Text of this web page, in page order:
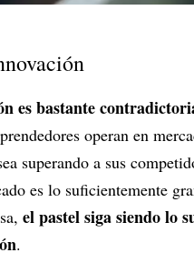
es bastante
operan en
superando a sus
es lo suficientemente
el pastel siga siendo lo
.